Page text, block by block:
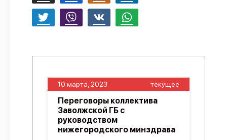
10 марта, 2023 текущее
Переговоры коллектива
Заволжской ГБ с
руководством
нижегородского минздрава